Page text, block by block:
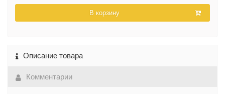
В корзину
Описание товара
Комментарии